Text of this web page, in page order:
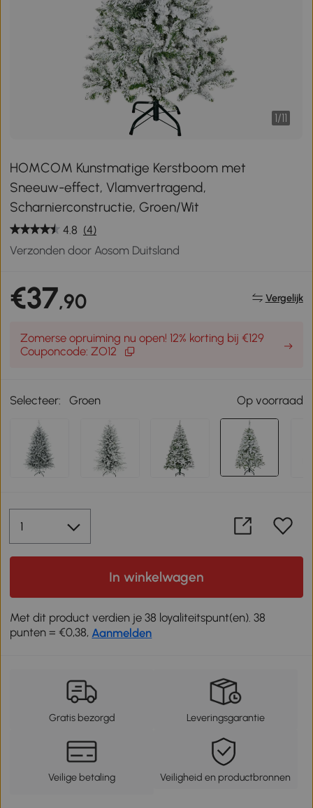
1/11
HOMCOM Kunstmatige Kerstboom met
Sneeuw-effect, Vlamvertragend,
Scharnierconstructie, Groen/Wit
4.8 (4)
Verzonden door Aosom Duitsland
€37,90 Vergelijk
Zomerse opruiming nu open! 12% korting bij €129
Couponcode: ZO12
Selecteer: Groen Op voorraad
In winkelwagen
Met dit product verdien je 38 loyaliteitspunt(en). 38
punten = €0,38, Aanmelden
Gratis bezorgd Leveringsgarantie
Veilige betaling Veiligheid en productbronnen